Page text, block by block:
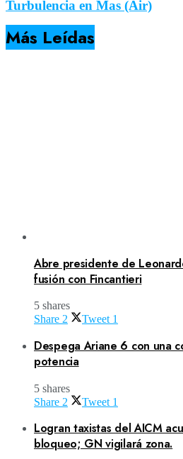
Turbulencia en Mas (Air)
Más Leídas
Abre presidente de
fusión con Fincantieri
5 shares
Share 2 Tweet 1
Despega Ariane 6 con una
potencia
5 shares
Share 2 Tweet 1
Logran taxistas del AICM
bloqueo; GN vigilará zona.